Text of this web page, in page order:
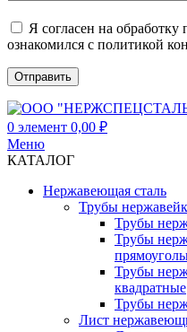
Я согласен на
ознакомился с политикой
0 элемент 0,00 ₽
Меню
КАТАЛОГ
Нержавеющая сталь
Трубы
Трубы
Трубы
Трубы
квадратные
Трубы
Лист